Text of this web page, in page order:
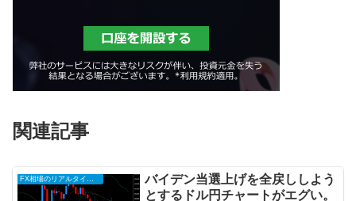
関連記事
FX相場のリアルタイム情報
バイデン当選上げを全戻ししよう
とするドル円チャートがエグい。